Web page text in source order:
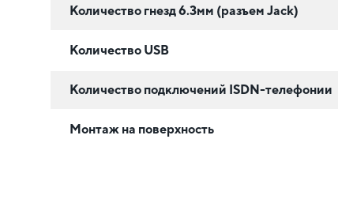
Количество гнезд 6.3мм (разъем Jack)
Количество USB
Количество подключений ISDN-телефонии
Монтаж на поверхность